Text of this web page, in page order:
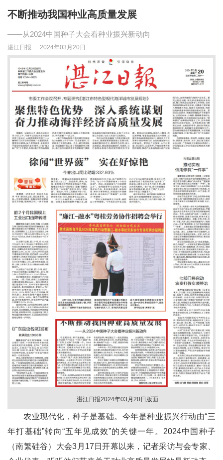
不断推动我国种业高质量发展
——从2024中国种子大会看种业振兴新动向
湛江日报 2024年03月20日
湛江日报2024年03月20日版面
农业现代化，种子是基础。今年是种业振兴行动由“三
年打基础”转向“五年见成效”的关键一年。2024中国种子
（南繁硅谷）大会3月17日开幕以来，记者采访与会专家、